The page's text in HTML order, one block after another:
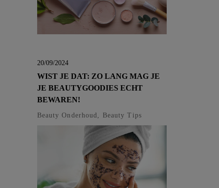
20/09/2024
WIST JE DAT: ZO LANG MAG JE
JE BEAUTYGOODIES ECHT
BEWAREN!
Beauty Onderhoud, Beauty Tips